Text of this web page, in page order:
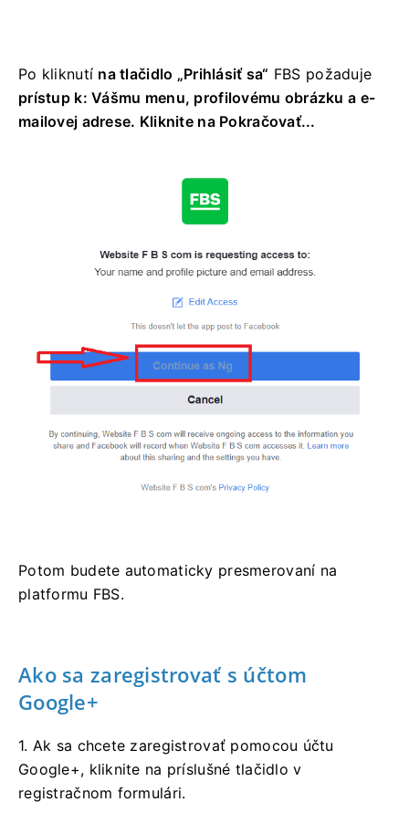
Po kliknutí na tlačidlo „Prihlásiť sa“ FBS požaduje
prístup k: Vášmu menu, profilovému obrázku a e-
mailovej adrese. Kliknite na Pokračovať...
Potom budete automaticky presmerovaní na
platformu FBS.
Ako sa zaregistrovať s účtom
Google+
1. Ak sa chcete zaregistrovať pomocou účtu
Google+, kliknite na príslušné tlačidlo v
registračnom formulári.